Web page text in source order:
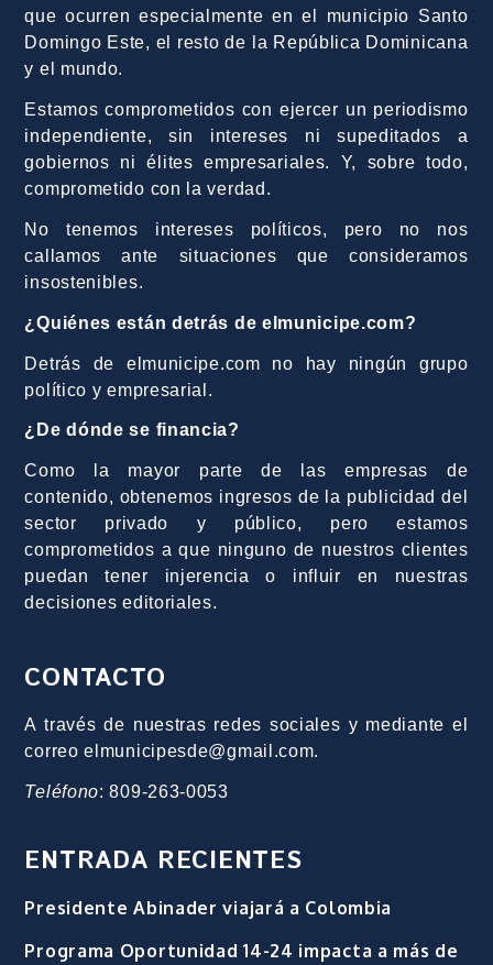
que ocurren especialmente en el municipio Santo
Domingo Este, el resto de la República Dominicana
y el mundo.
Estamos comprometidos con ejercer un periodismo
independiente, sin intereses ni supeditados a
gobiernos ni élites empresariales. Y, sobre todo,
comprometido con la verdad.
No tenemos intereses políticos, pero no nos
callamos ante situaciones que consideramos
insostenibles.
¿Quiénes están detrás de elmunicipe.com?
Detrás de elmunicipe.com no hay ningún grupo
político y empresarial.
¿De dónde se financia?
Como la mayor parte de las empresas de
contenido, obtenemos ingresos de la publicidad del
sector privado y público, pero estamos
comprometidos a que ninguno de nuestros clientes
puedan tener injerencia o influir en nuestras
decisiones editoriales.
CONTACTO
A través de nuestras redes sociales y mediante el
correo elmunicipesde@gmail.com.
Teléfono: 809-263-0053
ENTRADA RECIENTES
Presidente Abinader viajará a Colombia
Programa Oportunidad 14-24 impacta a más de